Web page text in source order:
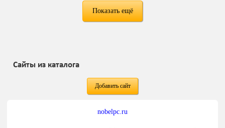
Показать ещё
Сайты из каталога
Добавить сайт
nobelpc.ru